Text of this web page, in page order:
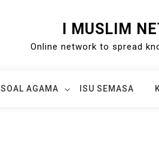
I MUSLIM
Online network to spread
SOAL AGAMA ISU SEMASA